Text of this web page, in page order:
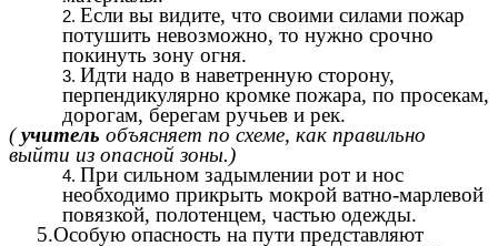
Если вы видите, что своими силами пожар
потушить невозможно, то нужно срочно
покинуть зону огня.
Идти надо в наветренную сторону,
перпендикулярно кромке пожара, по просекам,
дорогам, берегам ручьев и рек.
(учитель объясняет по схеме, как правильно
выйти из опасной зоны.)
При сильном задымлении рот и нос
необходимо прикрыть мокрой ватно-марлевой
повязкой, полотенцем, частью одежды.
5.Особую опасность на пути представляют